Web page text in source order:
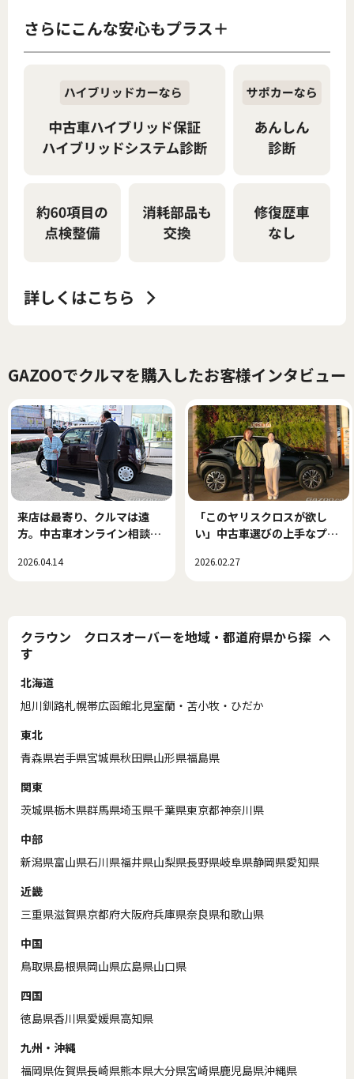
GAZOOでクルマを購入したお客様インタビュー
来店は最寄り、クルマは遠
方。中古車オンライン相談で
2026.04.14
「このヤリスクロスが欲し
い」中古車選びの上手なプロ
2026.02.27
クラウン クロスオーバーを地域・都道府県から探
す
北海道
旭川釧路札幌帯広函館北見室蘭・苫小牧・ひだか
東北
青森県岩手県宮城県秋田県山形県福島県
関東
茨城県栃木県群馬県埼玉県千葉県東京都神奈川県
中部
新潟県富山県石川県福井県山梨県長野県岐阜県静岡県愛知県
近畿
三重県滋賀県京都府大阪府兵庫県奈良県和歌山県
中国
鳥取県島根県岡山県広島県山口県
四国
徳島県香川県愛媛県高知県
九州・沖縄
福岡県佐賀県長崎県熊本県大分県宮崎県鹿児島県沖縄県